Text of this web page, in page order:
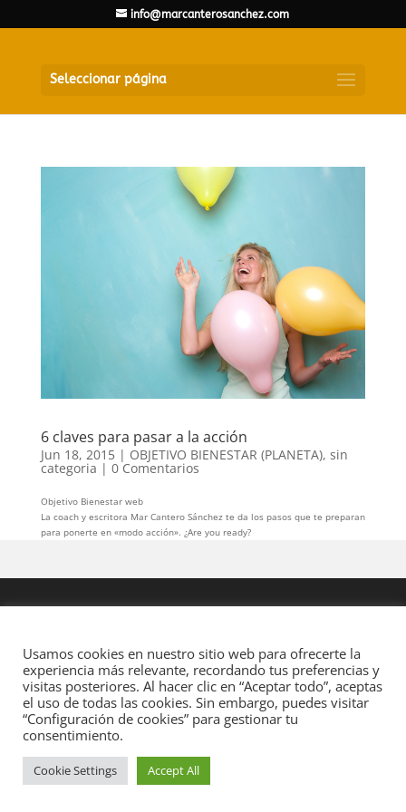
info@marcanterosanchez.com
Seleccionar página
6 claves para pasar a la acción
Jun 18, 2015| OBJETIVO BIENESTAR (PLANETA), sin
categoria | 0 Comentarios
Objetivo Bienestar web
La coach y escritora Mar Cantero Sánchez te da los pasos que te preparan
para ponerte en «modo acción». ¿Are you ready?
Diseñado por Elegant Themes| Desarrollado por
Usamos cookies en nuestro sitio web para ofrecerte la
experiencia más relevante, recordando tus preferencias y
visitas posteriores. Al hacer clic en “Aceptar todo”, aceptas
el uso de todas las cookies. Sin embargo, puedes visitar
“Configuración de cookies” para gestionar tu
consentimiento.
Cookie Settings Accept All